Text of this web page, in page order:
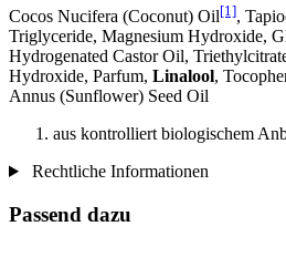
Cocos Nucifera (Coconut) Oil[1],
Triglyceride, Magnesium Hydroxide,
Hydrogenated Castor Oil,
Hydroxide, Parfum, Linalool,
Annus (Sunflower) Seed Oil
aus kontrolliert biologischem
Rechtliche Informationen
Passend dazu